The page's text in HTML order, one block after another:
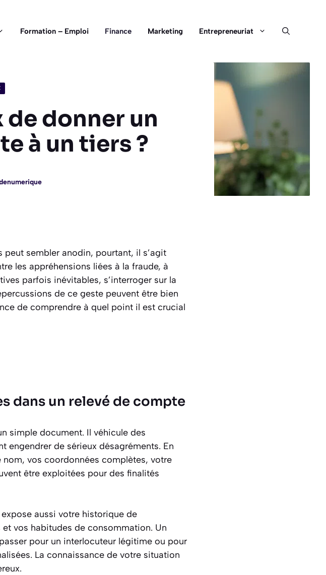
Formation – Emploi Finance Marketing Entrepreneuriat
donner un
à un tiers ?
sembler anodin, pourtant, il s’agit
les appréhensions liées à la fraude, à
parfois inévitables, s’interroger sur la
de ce geste peuvent être bien
de comprendre à quel point il est crucial
dans un relevé de compte
simple document. Il véhicule des
engendrer de sérieux désagréments. En
vos coordonnées complètes, votre
être exploitées pour des finalités
aussi votre historique de
vos habitudes de consommation. Un
pour un interlocuteur légitime ou pour
La connaissance de votre situation